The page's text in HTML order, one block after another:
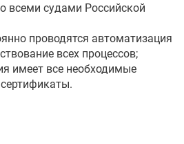
всеми судами Российской
проводятся автоматизация
всех процессов;
имеет все необходимые